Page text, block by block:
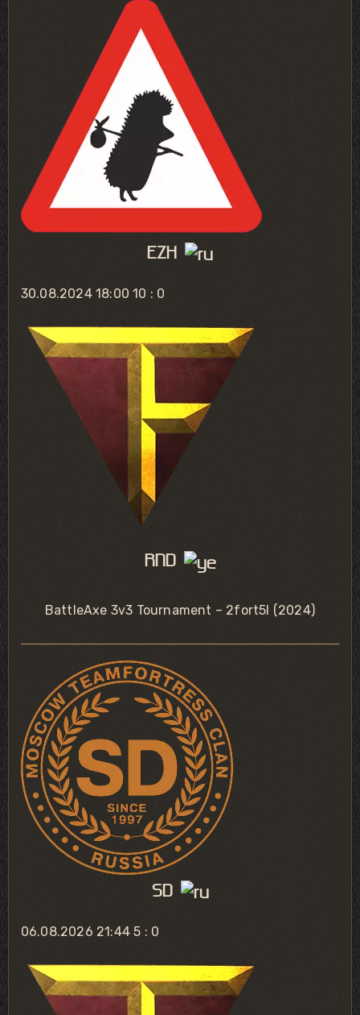
EZH
30.08.2024 18:0010 : 0
RND
BattleAxe 3v3 Tournament – 2fort5l (2024)
SD
06.08.2026 21:445 : 0